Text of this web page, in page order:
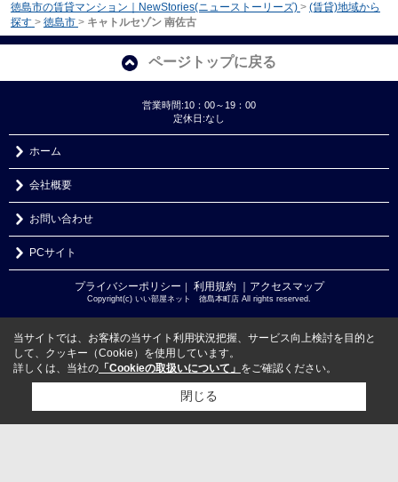
徳島市の賃貸マンション｜NewStories(ニューストーリーズ) > (賃貸)地域から
探す > 徳島市 > キャトルセゾン 南佐古
ページトップに戻る
営業時間:10：00～19：00
定休日:なし
ホーム
会社概要
お問い合わせ
PCサイト
プライバシーポリシー 利用規約 ｜アクセスマップ
Copyright(c) いい部屋ネット 徳島本町店 All rights reserved.
当サイトでは、お客様の当サイト利用状況把握、サービス向上検討を目的と
して、クッキー（Cookie）を使用しています。
詳しくは、当社の 「Cookieの取扱いについて」 をご確認ください。
閉じる